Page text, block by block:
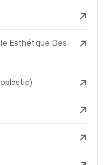
Esthétique Des